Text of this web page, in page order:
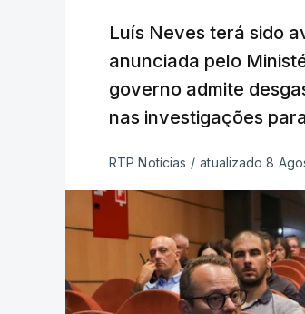
Luís Neves terá sido
anunciada pelo
governo admite
nas investigações
RTP Notícias / atualizado 8